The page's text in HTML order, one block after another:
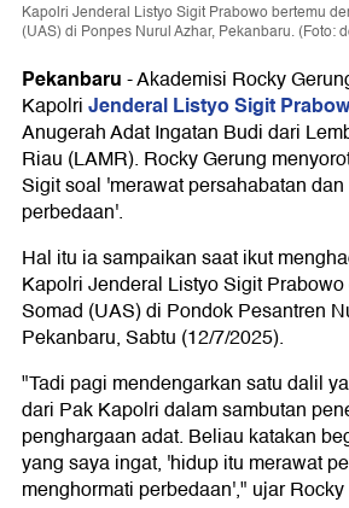
Kapolri Jenderal Listyo Sigit Prabowo bertemu
(UAS) di Ponpes Nurul Azhar, Pekanbaru. (Foto:
Pekanbaru-Akademisi Rocky
KapolriJenderal Listyo Sigit
Anugerah Adat Ingatan Budi dari
Riau (LAMR). Rocky Gerung
Sigit soal 'merawat persahabatan
perbedaan'.
Hal itu ia sampaikan saat ikut
Kapolri Jenderal Listyo Sigit
Somad (UAS) di Pondok Pesantren
Pekanbaru, Sabtu (12/7/2025).
"Tadi pagi mendengarkan satu dalil
dari Pak Kapolri dalam sambutan
penghargaan adat. Beliau katakan
yang saya ingat, 'hidup itu merawat
menghormati perbedaan'," ujar